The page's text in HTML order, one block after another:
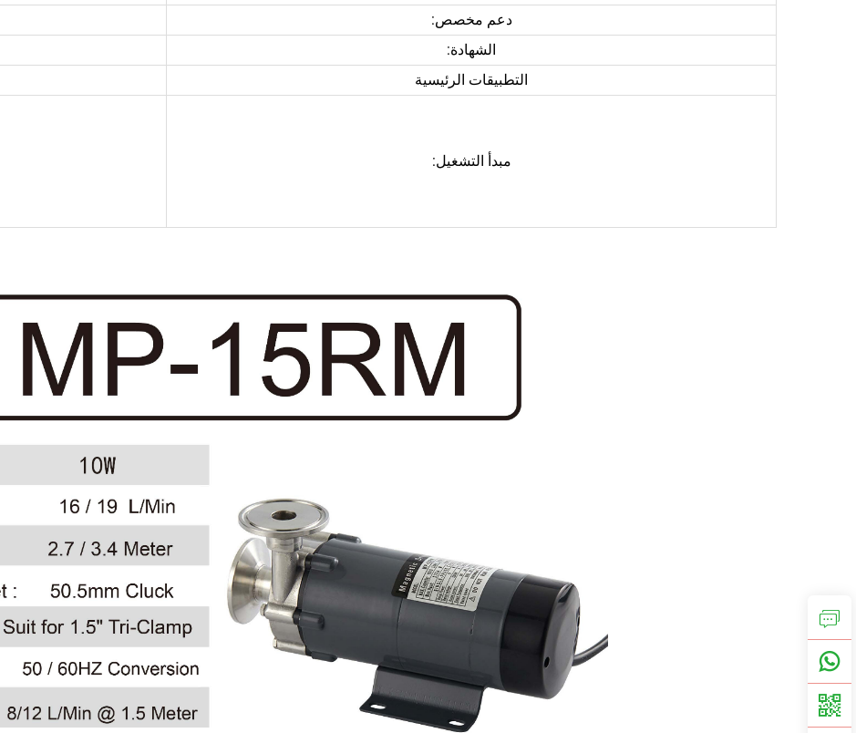
دعم مخصص:
الشهادة:
التطبيقات الرئيسية
مبدأ التشغيل: